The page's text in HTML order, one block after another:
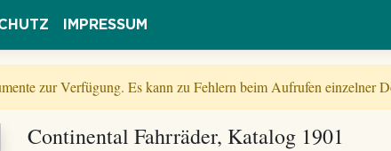
IMPRESSUM
zur Verfügung. Es kann zu Fehlern beim Aufrufen einzelner
Continental Fahrräder, Katalog 1901